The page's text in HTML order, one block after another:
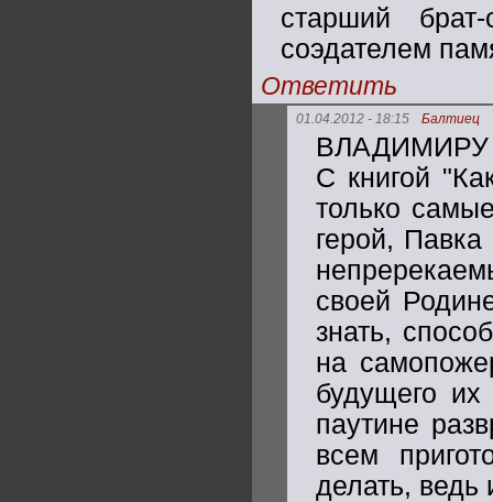
старший
соэдателем
Ответить
01.04.2012 - 18:15 Балтиец
ВЛАДИМИРУ
С книгой
только
герой,
своей
знать,
на
будущего
паутине
всем
делать, ведь